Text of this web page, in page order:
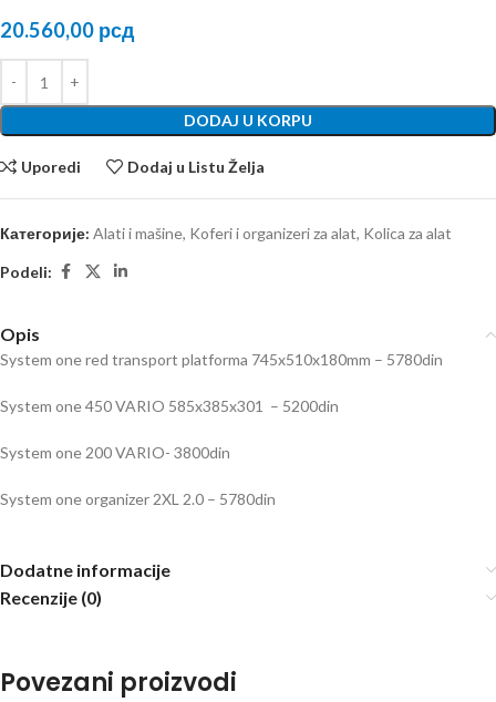
20.560,00 рсд
DODAJ U KORPU
Uporedi Dodaj u Listu Želja
Категорије: Alati i mašine, Koferi i organizeri za alat, Kolica za alat
Podeli:
Opis
System one red transport platforma 745x510x180mm – 5780din
System one 450 VARIO 585x385x301 – 5200din
System one 200 VARIO- 3800din
System one organizer 2XL 2.0 – 5780din
Dodatne informacije
Recenzije (0)
Povezani proizvodi